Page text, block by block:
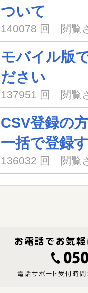
ついて
140078 回 閲覧
モバイル版
ださい
137951 回 閲覧
CSV登録の
一括で登録
136032 回 閲覧